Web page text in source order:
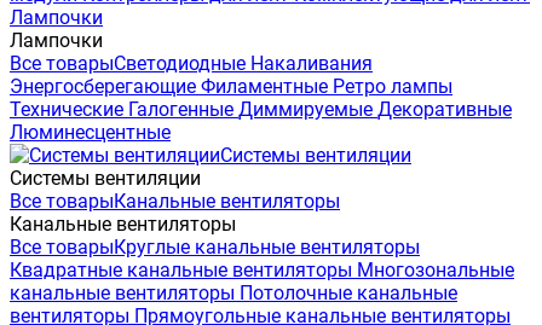
Лампочки
Лампочки
Все товарыСветодиодные Накаливания
Энергосберегающие Филаментные Ретро лампы
Технические Галогенные Диммируемые Декоративные
Люминесцентные
Системы вентиляции
Системы вентиляции
Все товарыКанальные вентиляторы
Канальные вентиляторы
Все товарыКруглые канальные вентиляторы
Квадратные канальные вентиляторы Многозональные
канальные вентиляторы Потолочные канальные
вентиляторы Прямоугольные канальные вентиляторы